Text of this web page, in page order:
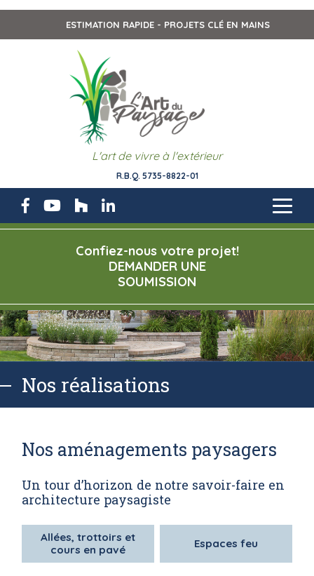
ESTIMATION RAPIDE - PROJETS CLÉ EN MAINS
L'art de vivre à l'extérieur
R.B.Q. 5735-8822-01
Confiez-nous votre projet!
DEMANDER UNE
SOUMISSION
Nos réalisations
Nos aménagements paysagers
Un tour d’horizon de notre savoir-faire en
architecture paysagiste
Allées, trottoirs et
cours en pavé
Espaces feu